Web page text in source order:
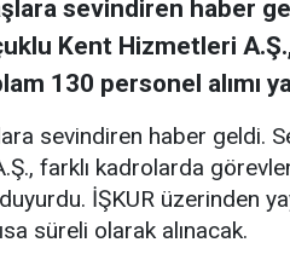
sevindiren haber
Kent Hizmetleri
130 personel alımı
sevindiren haber geldi.
farklı kadrolarda
İŞKUR üzerinden
süreli olarak alınacak.